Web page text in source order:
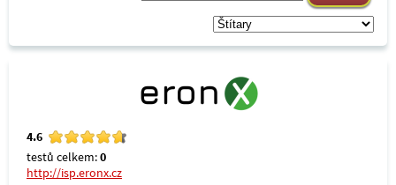
4.6
testů celkem:0
http://isp.eronx.cz